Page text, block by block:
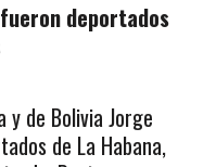
fueron deportados
y de Bolivia Jorge
de La Habana,